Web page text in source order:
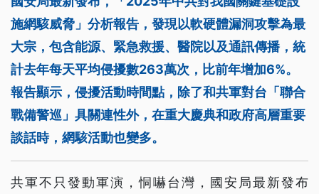
施網駭威脅」分析報告，發現以軟硬體漏洞攻擊為最
大宗，包含能源、緊急救援、醫院以及通訊傳播，統
計去年每天平均侵擾數263萬次，比前年增加6%。
報告顯示，侵擾活動時間點，除了和共軍對台「聯合
戰備警巡」具關連性外，在重大慶典和政府高層重要
談話時，網駭活動也變多。
共軍不只發動軍演，恫嚇台灣，國安局最新發布